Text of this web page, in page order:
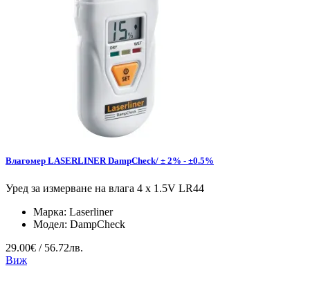
Влагомер LASERLINER DampCheck/ ± 2% - ±0.5%
Уред за измерване на влага 4 x 1.5V LR44
Марка: Laserliner
Модел: DampCheck
29.00€ / 56.72лв.
Виж